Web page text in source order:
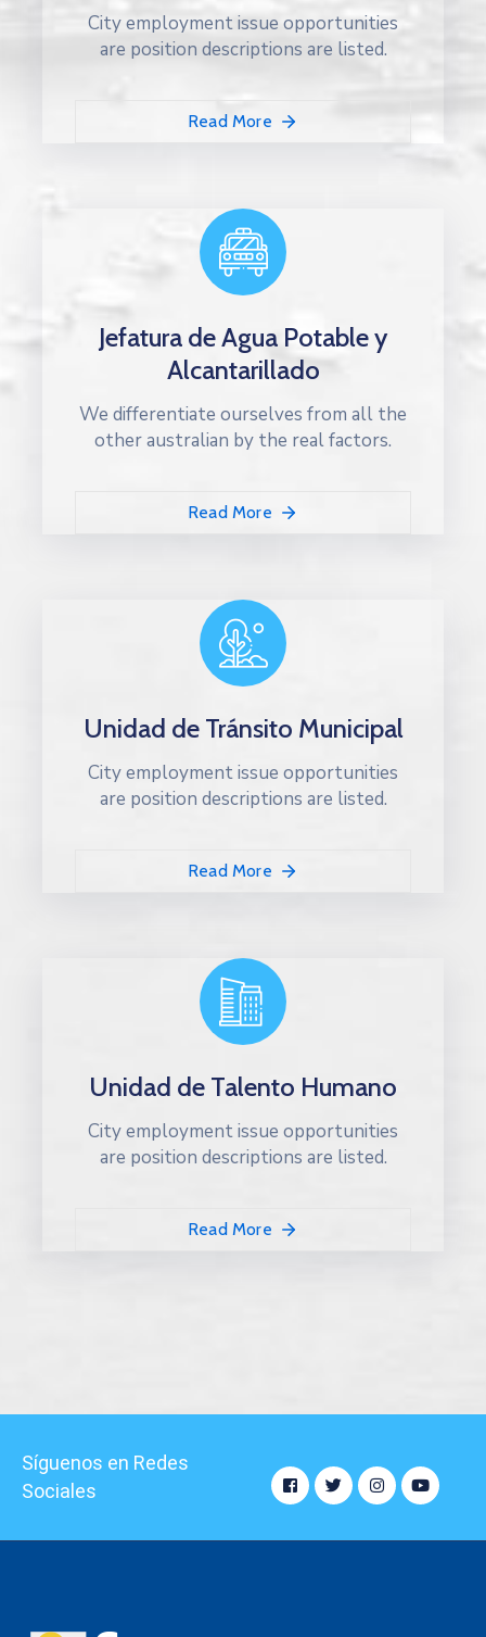
City employment issue opportunities
are position descriptions are listed.
Read More
Jefatura de Agua Potable y
Alcantarillado
We differentiate ourselves from all the
other australian by the real factors.
Read More
Unidad de Tránsito Municipal
City employment issue opportunities
are position descriptions are listed.
Read More
Unidad de Talento Humano
City employment issue opportunities
are position descriptions are listed.
Read More
Síguenos en Redes
Sociales